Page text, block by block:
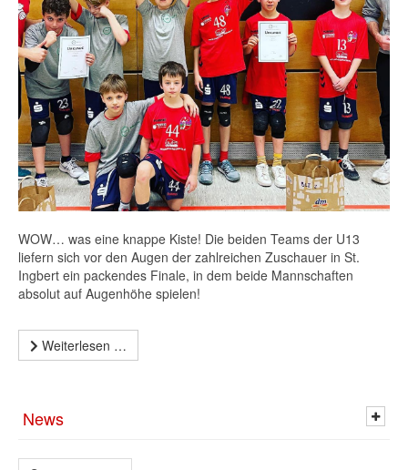
WOW… was eine knappe Kiste! Die beiden Teams der U13
liefern sich vor den Augen der zahlreichen Zuschauer in St.
Ingbert ein packendes Finale, in dem beide Mannschaften
absolut auf Augenhöhe spielen!
Weiterlesen …
News